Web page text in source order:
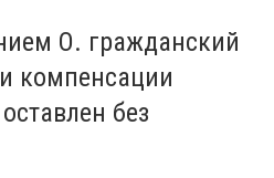
О. гражданский
компенсации
без